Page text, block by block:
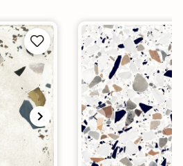

